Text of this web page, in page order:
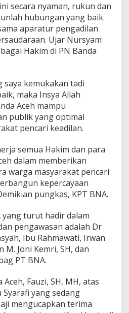
secara nyaman, rukun dan
hubungan yang baik
aparatur pengadilan
Ujar Nursyam
Hakim di PN Banda
saya kemukakan tadi
maka Insya Allah
Aceh mampu
publik yang optimal
pencari keadilan.
semua Hakim dan para
dalam memberikan
warga masyarakat pencari
kepercayaan
pungkas, KPT BNA.
turut hadir dalam
pengawasan adalah Dr
Ibu Rahmawati, Irwan
M. Joni Kemri, SH, dan
PT BNA.
Fauzi, SH, MH, atas
yang sedang
mengucapkan terima